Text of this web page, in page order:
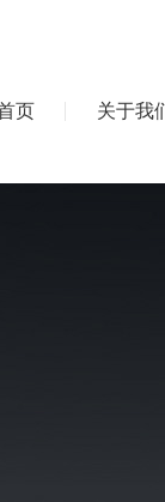
页 关于我